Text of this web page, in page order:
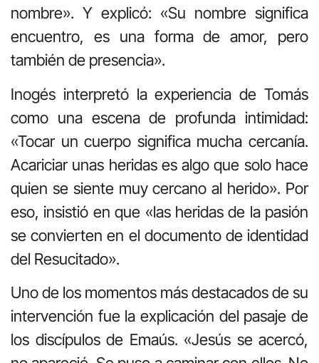
nombre». Y explicó: «Su nombre significa
encuentro, es una forma de amor, pero
también de presencia».
Inogés interpretó la experiencia de Tomás
como una escena de profunda intimidad:
«Tocar un cuerpo significa mucha cercanía.
Acariciar unas heridas es algo que solo hace
quien se siente muy cercano al herido». Por
eso, insistió en que «las heridas de la pasión
se convierten en el documento de identidad
del Resucitado».
Uno de los momentos más destacados de su
intervención fue la explicación del pasaje de
los discípulos de Emaús. «Jesús se acercó,